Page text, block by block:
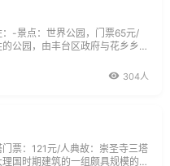
-景点：世界公园，门票65元/
公园，由丰台区政府与花乡乡政
的世界公园，并于1993年10月1
304人
票：121元/人典故：崇圣寺三塔
国时期建筑的一组颇具规模的佛